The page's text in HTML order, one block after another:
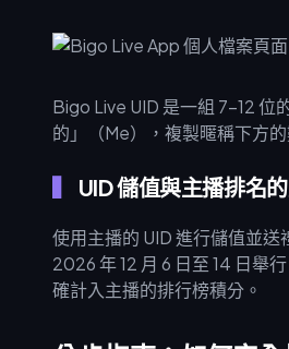
Bigo Live UID 是一組 7-12 位
的」（Me），複製暱稱下方
UID 儲值與主播排名
使用主播的 UID 進行儲值並
2026 年 12 月 6 日至 14 日舉
確計入主播的排行榜積分。